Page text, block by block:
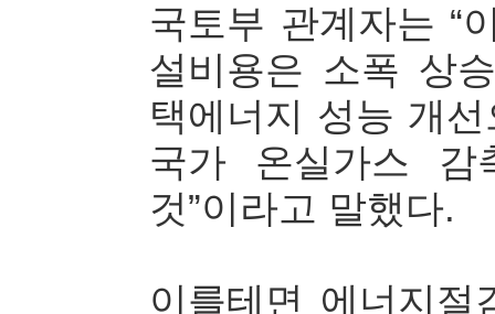
국토부 관계자는 “
설비용은 소폭 상
택에너지 성능 개
국가 온실가스
것”이라고 말했다.
이를테면 에너지